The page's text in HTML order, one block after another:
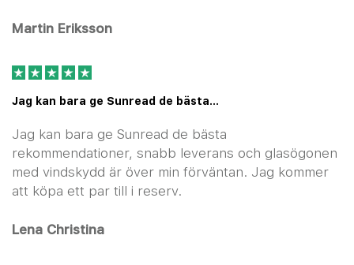
Martin Eriksson
Jag kan bara ge Sunread de bästa…
Jag kan bara ge Sunread de bästa
rekommendationer, snabb leverans och glasögonen
med vindskydd är över min förväntan. Jag kommer
att köpa ett par till i reserv.
Lena Christina